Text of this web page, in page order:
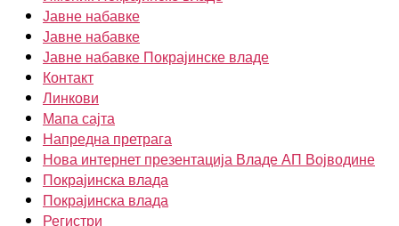
Јавне набавке
Јавне набавке
Јавне набавке Покрајинске владе
Контакт
Линкови
Мапа сајта
Напредна претрага
Нова интернет презентација Владе АП Војводине
Покрајинска влада
Покрајинска влада
Регистри